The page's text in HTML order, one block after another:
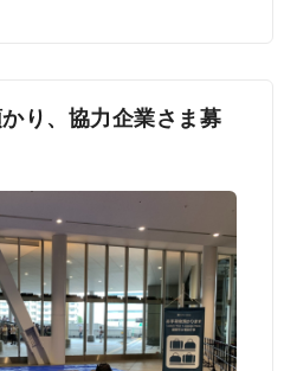
り、協力企業さま募